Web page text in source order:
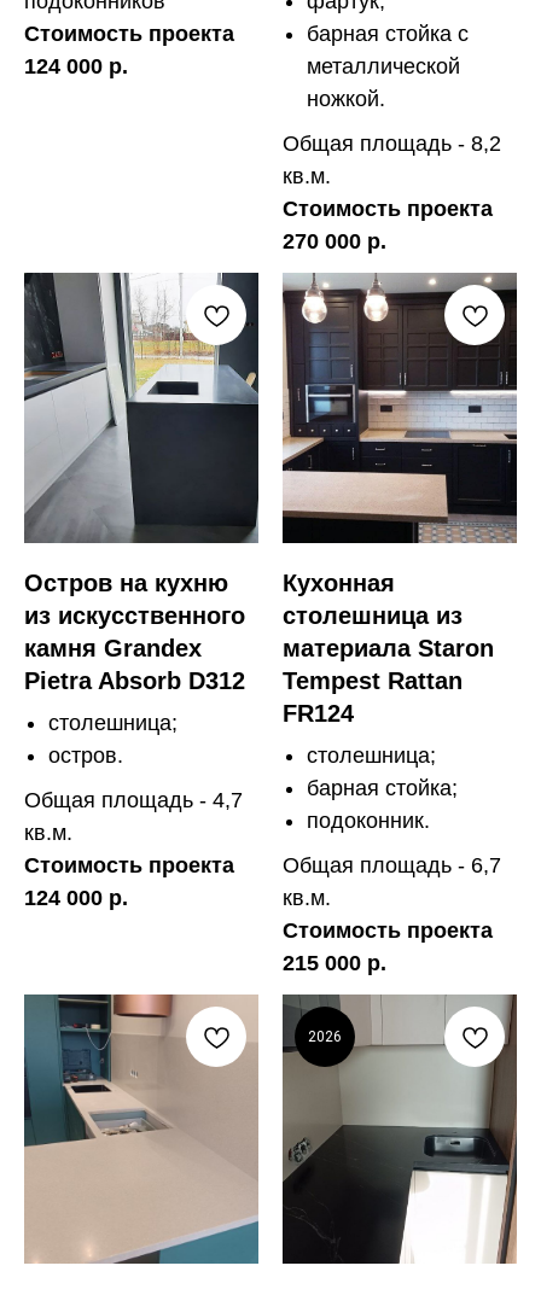
Стоимость проекта
124 000 р.
барная стойка с
металлической
ножкой.
Общая площадь - 8,2
кв.м.
Стоимость проекта
270 000 р.
Остров на кухню
из искусственного
камня Grandex
Pietra Absorb D312
столешница;
остров.
Общая площадь - 4,7
кв.м.
Стоимость проекта
124 000 р.
Кухонная
столешница из
материала Staron
Tempest Rattan
FR124
столешница;
барная стойка;
подоконник.
Общая площадь - 6,7
кв.м.
Стоимость проекта
215 000 р.
2026